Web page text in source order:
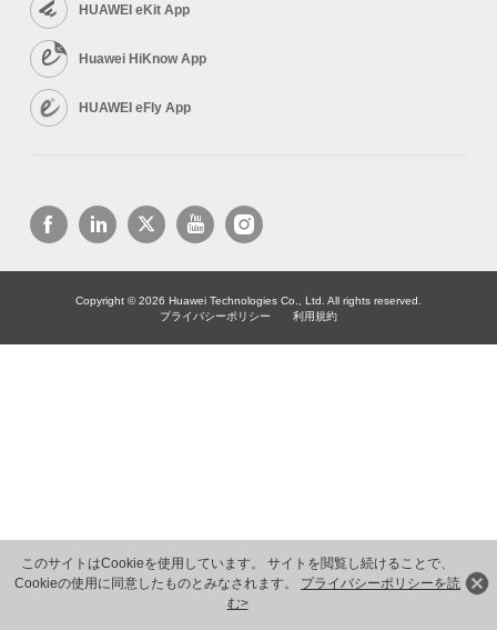
このサイトはCookieを使用しています。 サイトを閲覧し続けることで、
Cookieの使用に同意したものとみなされます。 プライバシーポリシーを読
む>
HUAWEI eKit App
Huawei HiKnow App
HUAWEI eFly App
Copyright © 2026 Huawei Technologies Co., Ltd. All rights reserved.
プライバシーポリシー
利用規約